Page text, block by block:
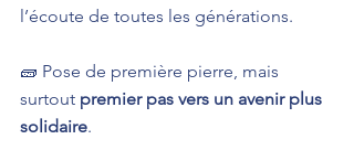
l’écoute de toutes les générations.
🧱 Pose de première pierre, mais
surtout premier pas vers un avenir plus
solidaire.